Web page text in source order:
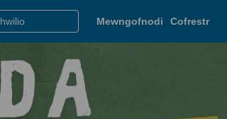
Mewngofnodi Cofrestr